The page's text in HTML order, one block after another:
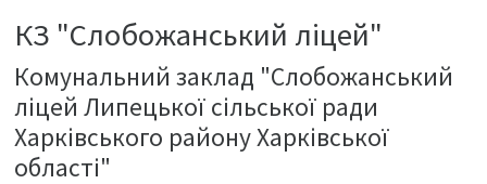
КЗ "Слобожанський ліцей"
Комунальний заклад "Слобожанський
ліцей Липецької сільської ради
Харківського району Харківської
області"